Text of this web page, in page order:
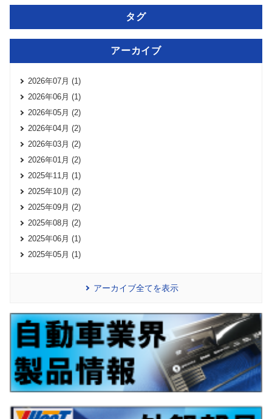
タグ
アーカイブ
2026年07月 (1)
2026年06月 (1)
2026年05月 (2)
2026年04月 (2)
2026年03月 (2)
2026年01月 (2)
2025年11月 (1)
2025年10月 (2)
2025年09月 (2)
2025年08月 (2)
2025年06月 (1)
2025年05月 (1)
アーカイブ全てを表示